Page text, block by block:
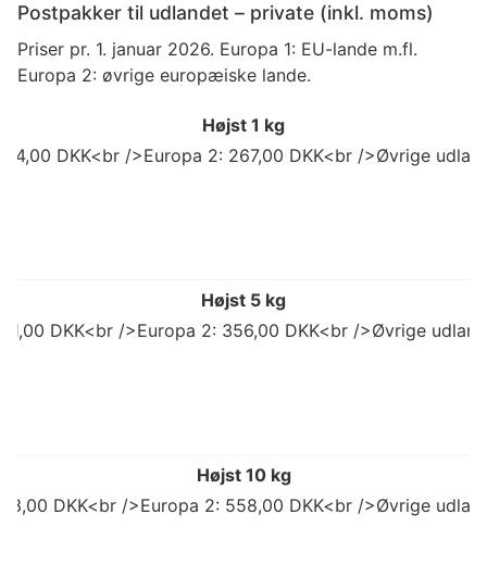
Postpakker til udlandet – private (inkl. moms)
Priser pr. 1. januar 2026. Europa 1: EU-lande m.fl.
Europa 2: øvrige europæiske lande.
Højst 1 kg
DKK<br />Europa 2: 267,00 DKK<br />Øvrige
Højst 5 kg
DKK<br />Europa 2: 356,00 DKK<br />Øvrige
Højst 10 kg
DKK<br />Europa 2: 558,00 DKK<br />Øvrige